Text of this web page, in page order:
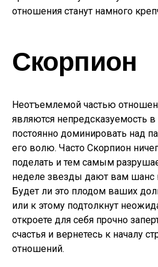
отношения станут намного
Скорпион
Неотъемлемой частью
являются непредсказуемость
постоянно доминировать над
его волю. Часто Скорпион
поделать и тем самым
неделе звезды дают вам шанс
Будет ли это плодом ваших
или к этому подтолкнут
откроете для себя прочно
счастья и вернетесь к началу
отношений.